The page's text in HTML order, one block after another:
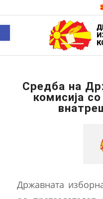
Средба на
комисија
Државната
Open toolbar